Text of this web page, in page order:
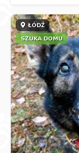
ŁÓDŹ
SZUKA DOMU